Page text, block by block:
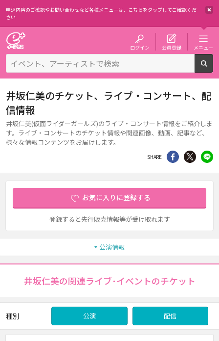
申込内容のご確認やお問い合わせなど各種メニューは、 こちらをタップしてご確認くだ
さい
ログイン 会員登録 メニュー
井坂仁美のチケット、ライブ・コンサート、配
信情報
井坂仁美(仮面ライダーガールズ)のライブ・コンサート情報をご紹介しま
す。ライブ・コンサートのチケット情報や関連画像、動画、記事など、
様々な情報コンテンツをお届けします。
SHARE シェア Twitter
お気に入りに登録する
登録すると先行販売情報等が受け取れます
公演情報
井坂仁美の関連ライブ･イベントのチケット
種別 公演 配信